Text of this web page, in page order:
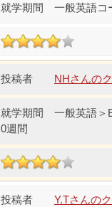
一般英語コ
NHさんの
一般英語＞
0週間
Y.Tさんの